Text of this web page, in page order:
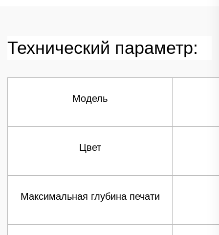
Технический параметр:
Модель
Цвет
Максимальная глубина печати